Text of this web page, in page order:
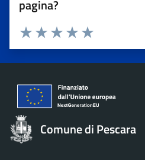
pagina?
Valuta 5 stelle
Valuta 4 stelle su 5
Valuta 3 stelle su 5
Valuta 2 stelle su 5
Valuta 1 stelle su 5
Comune di Pescara